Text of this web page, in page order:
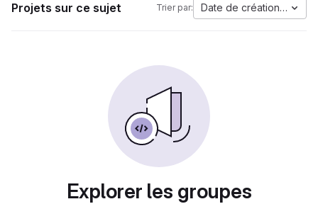
Projets sur ce sujet Trier par: Date de création la plus
Explorer les groupes